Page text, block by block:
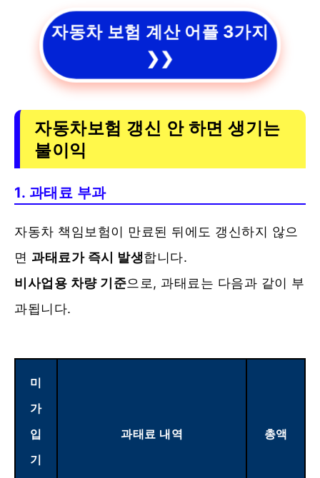
자동차 보험 계산 어플 3가지
❯❯
자동차보험 갱신 안 하면 생기는
불이익
1. 과태료 부과
자동차 책임보험이 만료된 뒤에도 갱신하지 않으
면 과태료가 즉시 발생합니다.
비사업용 차량 기준으로, 과태료는 다음과 같이 부
과됩니다.
미
가
입
기
과태료 내역 총액